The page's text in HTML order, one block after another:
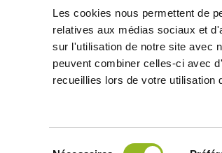
Les cookies nous permettent de
relatives aux médias sociaux et
sur l'utilisation de notre site avec
peuvent combiner celles-ci avec
recueillies lors de votre utilisation
La nostra identità
I nostri valori
Struttura
Il personale